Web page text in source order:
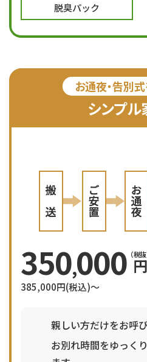
脱臭パック
お通夜・告別
シンプ
350,000 （税抜
円
385,000円(税込)〜
親しい方だけをお呼
お別れ時間をゆっく